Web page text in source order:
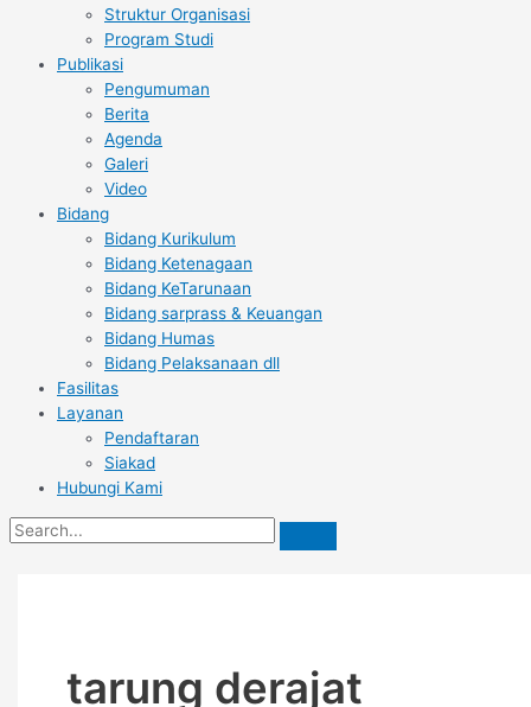
Struktur Organisasi
Program Studi
Publikasi
Pengumuman
Berita
Agenda
Galeri
Video
Bidang
Bidang Kurikulum
Bidang Ketenagaan
Bidang KeTarunaan
Bidang sarprass & Keuangan
Bidang Humas
Bidang Pelaksanaan dll
Fasilitas
Layanan
Pendaftaran
Siakad
Hubungi Kami
tarung derajat